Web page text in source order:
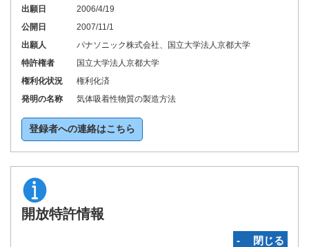
出願日
2006/4/19
公開日
2007/11/1
出願人
パナソニック株式会社、国立大学法人京都大学
特許権者
国立大学法人京都大学
権利化状況
権利化済
発明の名称
気体吸着性物質の製造方法
登録者への連絡はこちら
開放特許情報
‐ 閉じる